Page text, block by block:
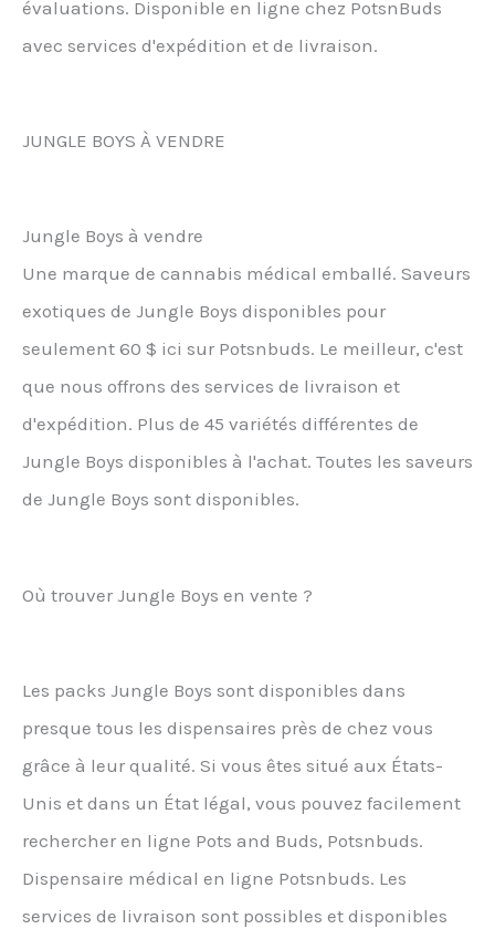
évaluations. Disponible en ligne chez PotsnBuds
avec services d'expédition et de livraison.
JUNGLE BOYS À VENDRE
Jungle Boys à vendre
Une marque de cannabis médical emballé. Saveurs
exotiques de Jungle Boys disponibles pour
seulement 60 $ ici sur Potsnbuds. Le meilleur, c'est
que nous offrons des services de livraison et
d'expédition. Plus de 45 variétés différentes de
Jungle Boys disponibles à l'achat. Toutes les saveurs
de Jungle Boys sont disponibles.
Où trouver Jungle Boys en vente ?
Les packs Jungle Boys sont disponibles dans
presque tous les dispensaires près de chez vous
grâce à leur qualité. Si vous êtes situé aux États-
Unis et dans un État légal, vous pouvez facilement
rechercher en ligne Pots and Buds, Potsnbuds.
Dispensaire médical en ligne Potsnbuds. Les
services de livraison sont possibles et disponibles